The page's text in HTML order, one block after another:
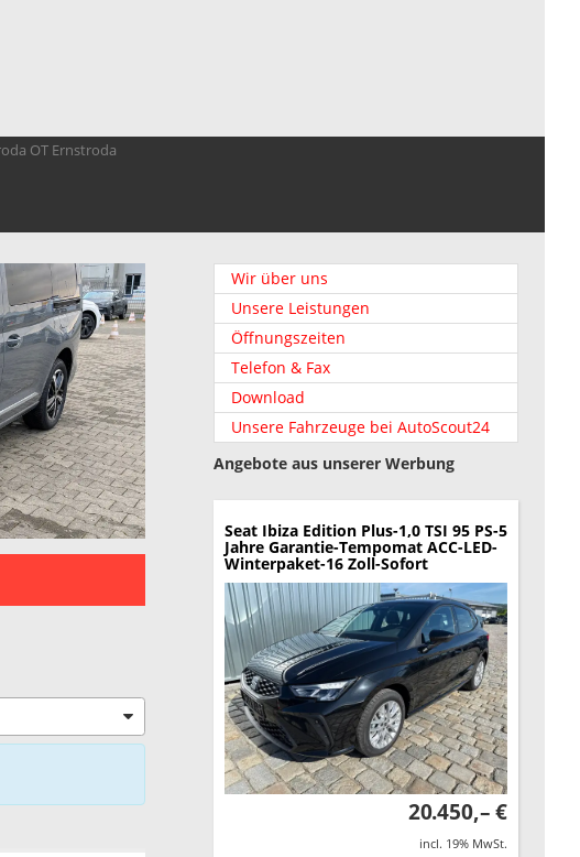
OT Ernstroda
Wir über uns
Unsere Leistungen
Öffnungszeiten
Telefon & Fax
Download
Unsere Fahrzeuge bei AutoScout24
Angebote aus unserer Werbung
Seat Ibiza Edition Plus-1,0 TSI 95 PS-5
Jahre Garantie-Tempomat ACC-LED-
Winterpaket-16 Zoll-Sofort
20.450,– €
incl. 19% MwSt.